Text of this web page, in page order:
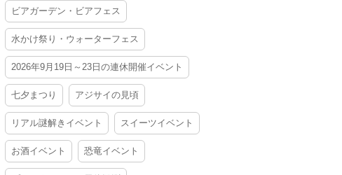
ビアガーデン・ビアフェス
水かけ祭り・ウォーターフェス
2026年9月19日～23日の連休開催イベント
七夕まつり アジサイの見頃
リアル謎解きイベント スイーツイベント
お酒イベント 恐竜イベント